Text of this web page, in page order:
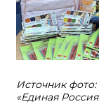
Источник
«Единая